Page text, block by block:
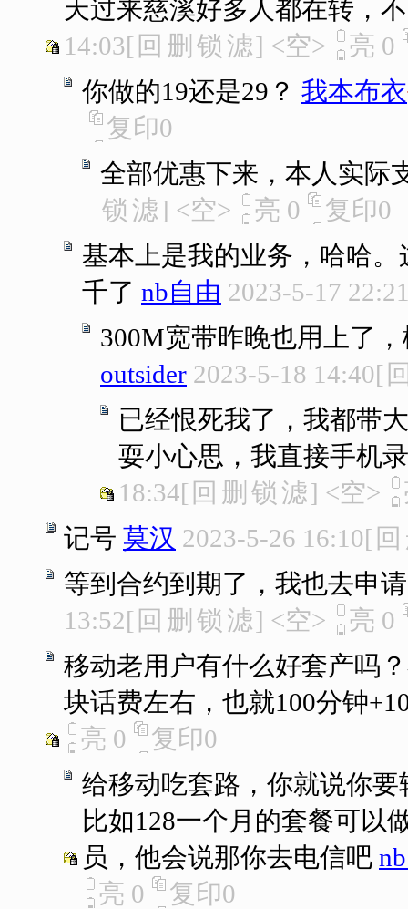
天过来慈溪好多人都在转，
14:03[ 回 删 锁 滤] <空> 亮 0
你做的19还是29？ 我本布衣
复印0
全部优惠下来，本人实际
锁 滤] <空> 亮 0 复印0
基本上是我的业务，哈哈
千了 nb自由 2023-5-17
300M宽带昨晚也用上了
outsider 2023-5-18 14:40[
已经恨死我了，我都带
耍小心思，我直接手机
18:34[ 回 删 锁 滤] <空>
记号 莫汉 2023-5-26 16:10[ 回
等到合约到期了，我也去申请
13:52[ 回 删 锁 滤] <空> 亮 0
移动老用户有什么好套产吗
块话费左右，也就100分钟
亮 0 复印0
给移动吃套路，你就说你
比如128一个月的套餐可以
员，他会说那你去电信吧
亮 0 复印0